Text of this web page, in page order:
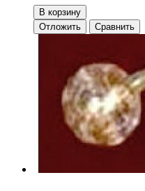
В корзину
Отложить
Сравнить